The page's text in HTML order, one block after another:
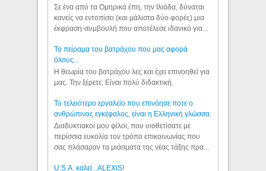
Σε ένα από τα Ομηρικά έπη, την Ιλιάδα, δύναται
κανείς να εντοπίσει (και μάλιστα δύο φορές) μια
έκφραση-συμβουλή που αποτέλεσε ιδανικό για...
Το πείραμα του βατράχου που μας αφορά
όλους...
Η θεωρία του βατράχου λες και έχει επινοηθεί για
μας. Την ξέρετε; Είναι πολύ διδακτική.
Το τελειότερο εργαλείο που επινόησε ποτε ο
ανθρώπινος εγκέφαλος, είναι η Ελληνική γλώσσα.
Διαδυκτιακοί μου φίλοι, που υιοθετίσατε με
περίσσια ευκολία τον τρόπο επικοινωνίας που
σας πλάσαραν τα μιάσματα της νέας τάξης πρα...
U.S.A. καλεί...ALEXIS!